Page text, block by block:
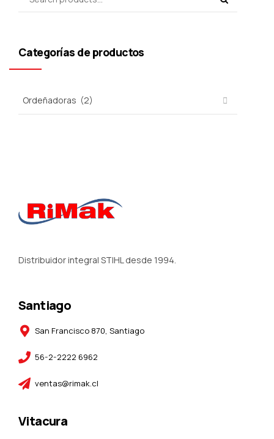
Categorías de productos
Distribuidor integral STIHL desde 1994.
Santiago
San Francisco 870, Santiago
56-2-2222 6962
ventas@rimak.cl
Vitacura